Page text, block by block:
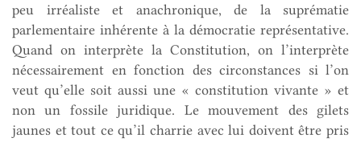
peu irréaliste et anachronique, de la suprématie
parlementaire inhérente à la démocratie représentative.
Quand on interprète la Constitution, on l’interprète
nécessairement en fonction des circonstances si l’on
veut qu’elle soit aussi une « constitution vivante » et
non un fossile juridique. Le mouvement des gilets
jaunes et tout ce qu’il charrie avec lui doivent être pris